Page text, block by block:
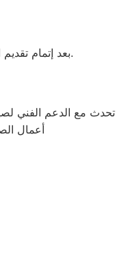
بعد إتمام تقديم الطلب الخاص بك يقوم الفنيين التابعين لـ غسالات الاطباق بيكو شارع التسعين ، بعمل معاينة بالمنزل لتحديد العطل، ثم القيام بإصلاحه دون سحب الجهاز إلى التوكيل.
تحدث مع الدعم الفني
أعمال